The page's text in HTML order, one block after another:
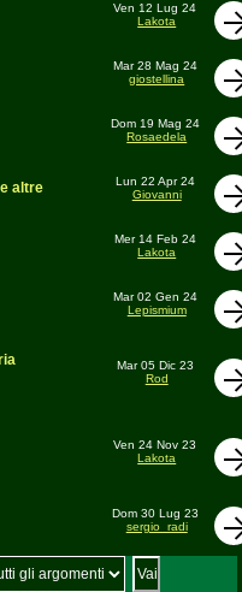
Ven 12 Lug 24
Lakota
Mar 28 Mag 24
giostellina
Dom 19 Mag 24
Rosaedela
altre
Lun 22 Apr 24
Giovanni
Mer 14 Feb 24
Lakota
Mar 02 Gen 24
Lepismium
Mar 05 Dic 23
Rod
Ven 24 Nov 23
Lakota
Dom 30 Lug 23
sergio_radi